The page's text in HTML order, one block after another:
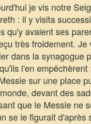
je vis notre
: il y visita
qu'y avaient ses
très froidement. Je
dans la synagogue
l'en empêchèrent
sur une place
devant des
que le Messie ne
se le figurait d'après